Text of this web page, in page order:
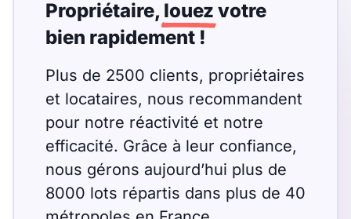
Superficie
m2
m2
Nombre de chambres
Propriétaire, louez votre
bien rapidement !
Plus de 2500 clients, propriétaires
et locataires, nous recommandent
pour notre réactivité et notre
efficacité. Grâce à leur confiance,
nous gérons aujourd’hui plus de
8000 lots répartis dans plus de 40